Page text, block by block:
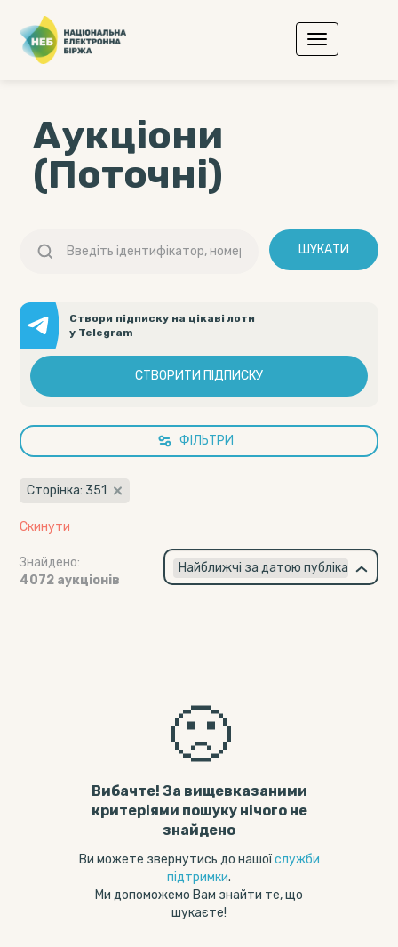
Аукціони
(Поточні)
ШУКАТИ
Створи підписку на цікаві лоти
у Telegram
СТВОРИТИ ПІДПИСКУ
ФІЛЬТРИ
Сторінка: 351
Скинути
Знайдено:
4072 аукціонів
×
Найближчі за датою публікації
🙁
Вибачте! За вищевказаними
критеріями пошуку нічого не
знайдено
Ви можете звернутись до нашоїслужби
підтримки.
Ми допоможемо Вам знайти те, що
шукаєте!